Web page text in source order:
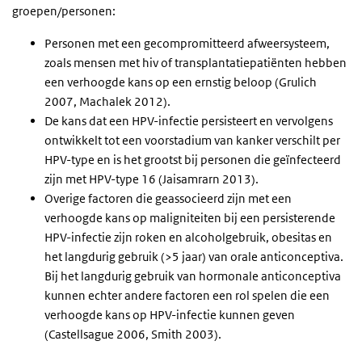
groepen/personen:
Personen met een gecompromitteerd afweersysteem,
zoals mensen met hiv of transplantatiepatiënten hebben
een verhoogde kans op een ernstig beloop (Grulich
2007, Machalek 2012).
De kans dat een HPV-infectie persisteert en vervolgens
ontwikkelt tot een voorstadium van kanker verschilt per
HPV-type en is het grootst bij personen die geïnfecteerd
zijn met HPV-type 16 (Jaisamrarn 2013).
Overige factoren die geassocieerd zijn met een
verhoogde kans op maligniteiten bij een persisterende
HPV-infectie zijn roken en alcoholgebruik, obesitas en
het langdurig gebruik (>5 jaar) van orale anticonceptiva.
Bij het langdurig gebruik van hormonale anticonceptiva
kunnen echter andere factoren een rol spelen die een
verhoogde kans op HPV-infectie kunnen geven
(Castellsague 2006, Smith 2003).